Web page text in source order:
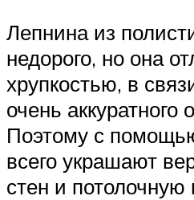
Лепнина из
недорого, но она
хрупкостью, в
очень аккуратного
Поэтому с
всего украшают
стен и потолочную